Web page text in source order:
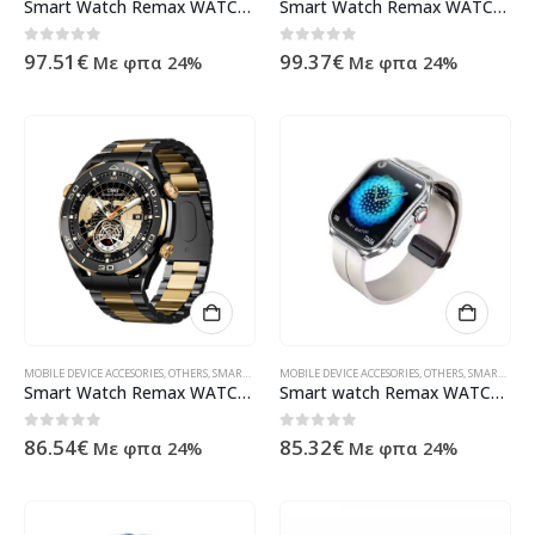
Smart Watch Remax WATCH21, Black – 73099
0out of 5
97.51 € Με φπα 24%
Smart Watch Remax WATCH18, Tarnish – 73096
0out of 5
99.37€ Με φπα 24%
MOBILE DEVICE ACCESORIES,OTHERS,SMART WATCHES ,ΠΡΟΪΌΝΤΑ ΠΛΗΡΟΦΟΡΙΚΉΣ - ΚΙΝΗΤΉΣ
Smart Watch Remax WATCH17, Black – 73107
0out of 5
86.54€ Με φπα 24%
MOBILE DEVICE ACCESORIES,OTHERS,SMART WATCHES
Smart watch Remax WATCH13, Silver – 73111
0out of 5
85.32€ Με φπα 24%